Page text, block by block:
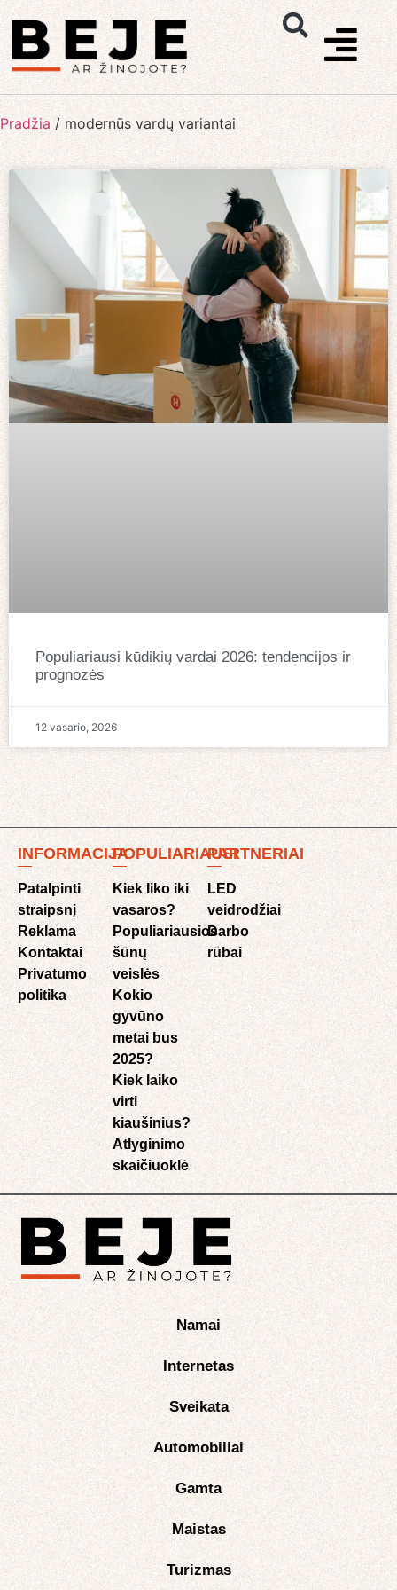
Pradžia / modernūs vardų variantai
Populiariausi kūdikių vardai 2026: tendencijos ir
prognozės
12 vasario, 2026
INFORMACIJA
Patalpinti
straipsnį
Reklama
Kontaktai
Privatumo
politika
POPULIARIAUSI
Kiek liko iki
vasaros?
Populiariausios
šūnų
veislės
Kokio
gyvūno
metai bus
2025?
Kiek laiko
virti
kiaušinius?
Atlyginimo
skaičiuoklė​
PARTNERIAI
LED
veidrodžiai
Darbo
rūbai
Namai
Internetas
Sveikata
Automobiliai
Gamta
Maistas
Turizmas